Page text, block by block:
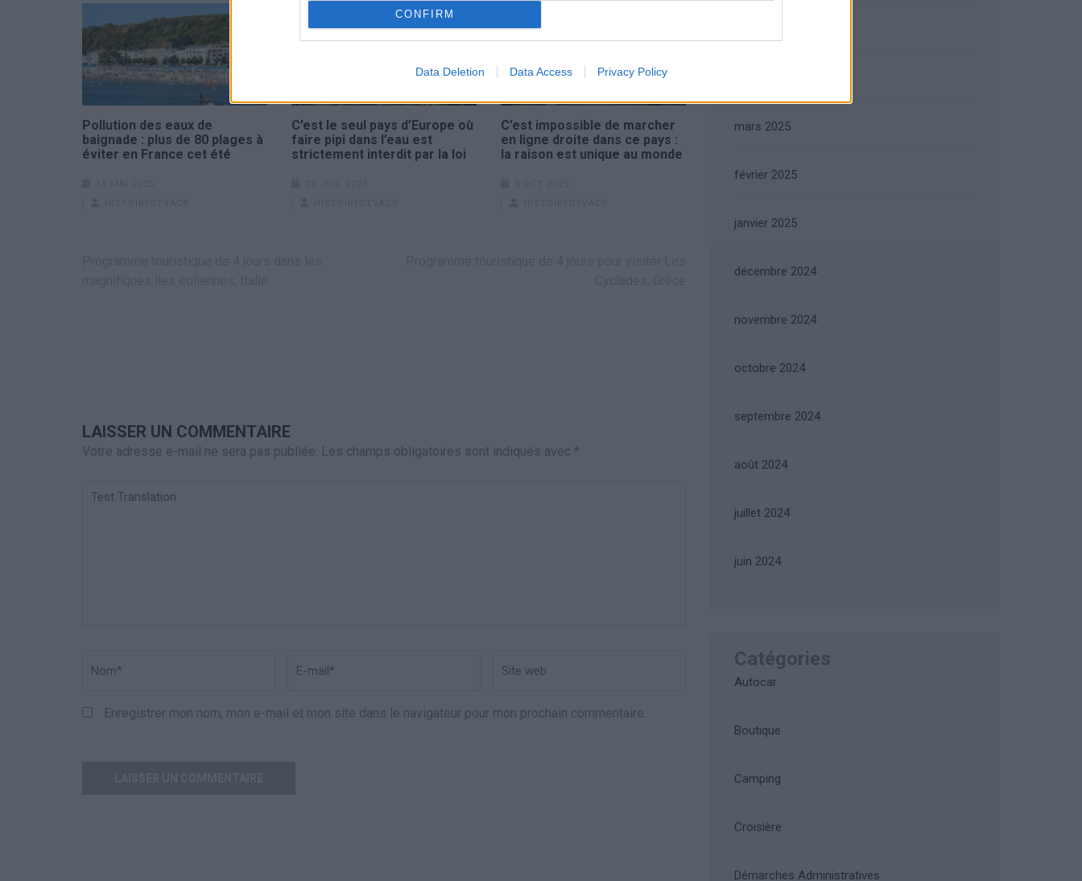
CONFIRM
Data Deletion Data Access Privacy Policy
Pollution des eaux de
baignade : plus de 80 plages à
éviter en France cet été
C’est le seul pays d’Europe où
faire pipi dans l’eau est
strictement interdit par la loi
C’est impossible de marcher
en ligne droite dans ce pays :
la raison est unique au monde
LAISSER UN COMMENTAIRE
Votre adresse e-mail ne sera pas publiée. Les champs obligatoires sont indiqués avec *
Test
web
Enregistrer mon nom, mon e-mail et mon site dans le navigateur pour mon prochain commentaire.
mars 2025
février 2025
janvier 2025
décembre 2024
novembre 2024
octobre 2024
septembre 2024
août 2024
juillet 2024
juin 2024
Catégories
Autocar
Boutique
Camping
Croisière
Démarches Administratives